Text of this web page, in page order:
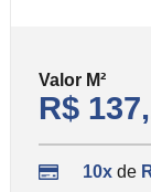
Valor M²
R$
10xde